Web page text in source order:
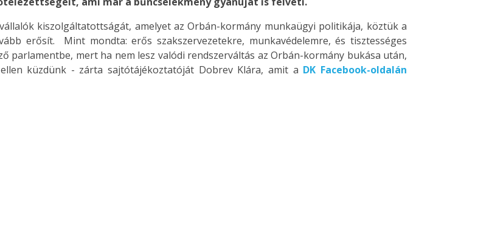
kiszolgáltatottságát, amelyet az Orbán-kormány munkaügyi politikája, köztük a
erősít. Mint mondta: erős szakszervezetekre, munkavédelemre, és tisztességes
parlamentbe, mert ha nem lesz valódi rendszerváltás az Orbán-kormány bukása után,
küzdünk - zárta sajtótájékoztatóját Dobrev Klára, amit a DK Facebook-oldalán